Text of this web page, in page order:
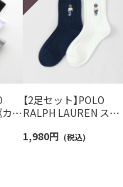
カラ
シ
【2足セット】POLO
RALPH LAUREN スタ
ロベア オーガニック
1,980円 (税込)